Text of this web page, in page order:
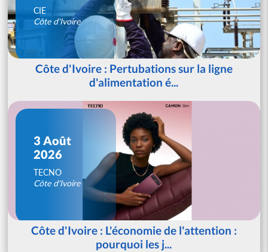
CIE
Côte d'Ivoire
Côte d'Ivoire : Pertubations sur la ligne
d'alimentation é...
3 Août
2026
TECNO
Côte d'Ivoire
Côte d'Ivoire : L'économie de l'attention :
pourquoi les j...